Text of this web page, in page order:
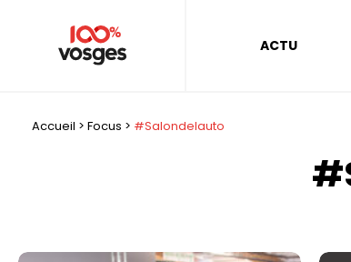
ACTU
Accueil > Focus > #Salondelauto